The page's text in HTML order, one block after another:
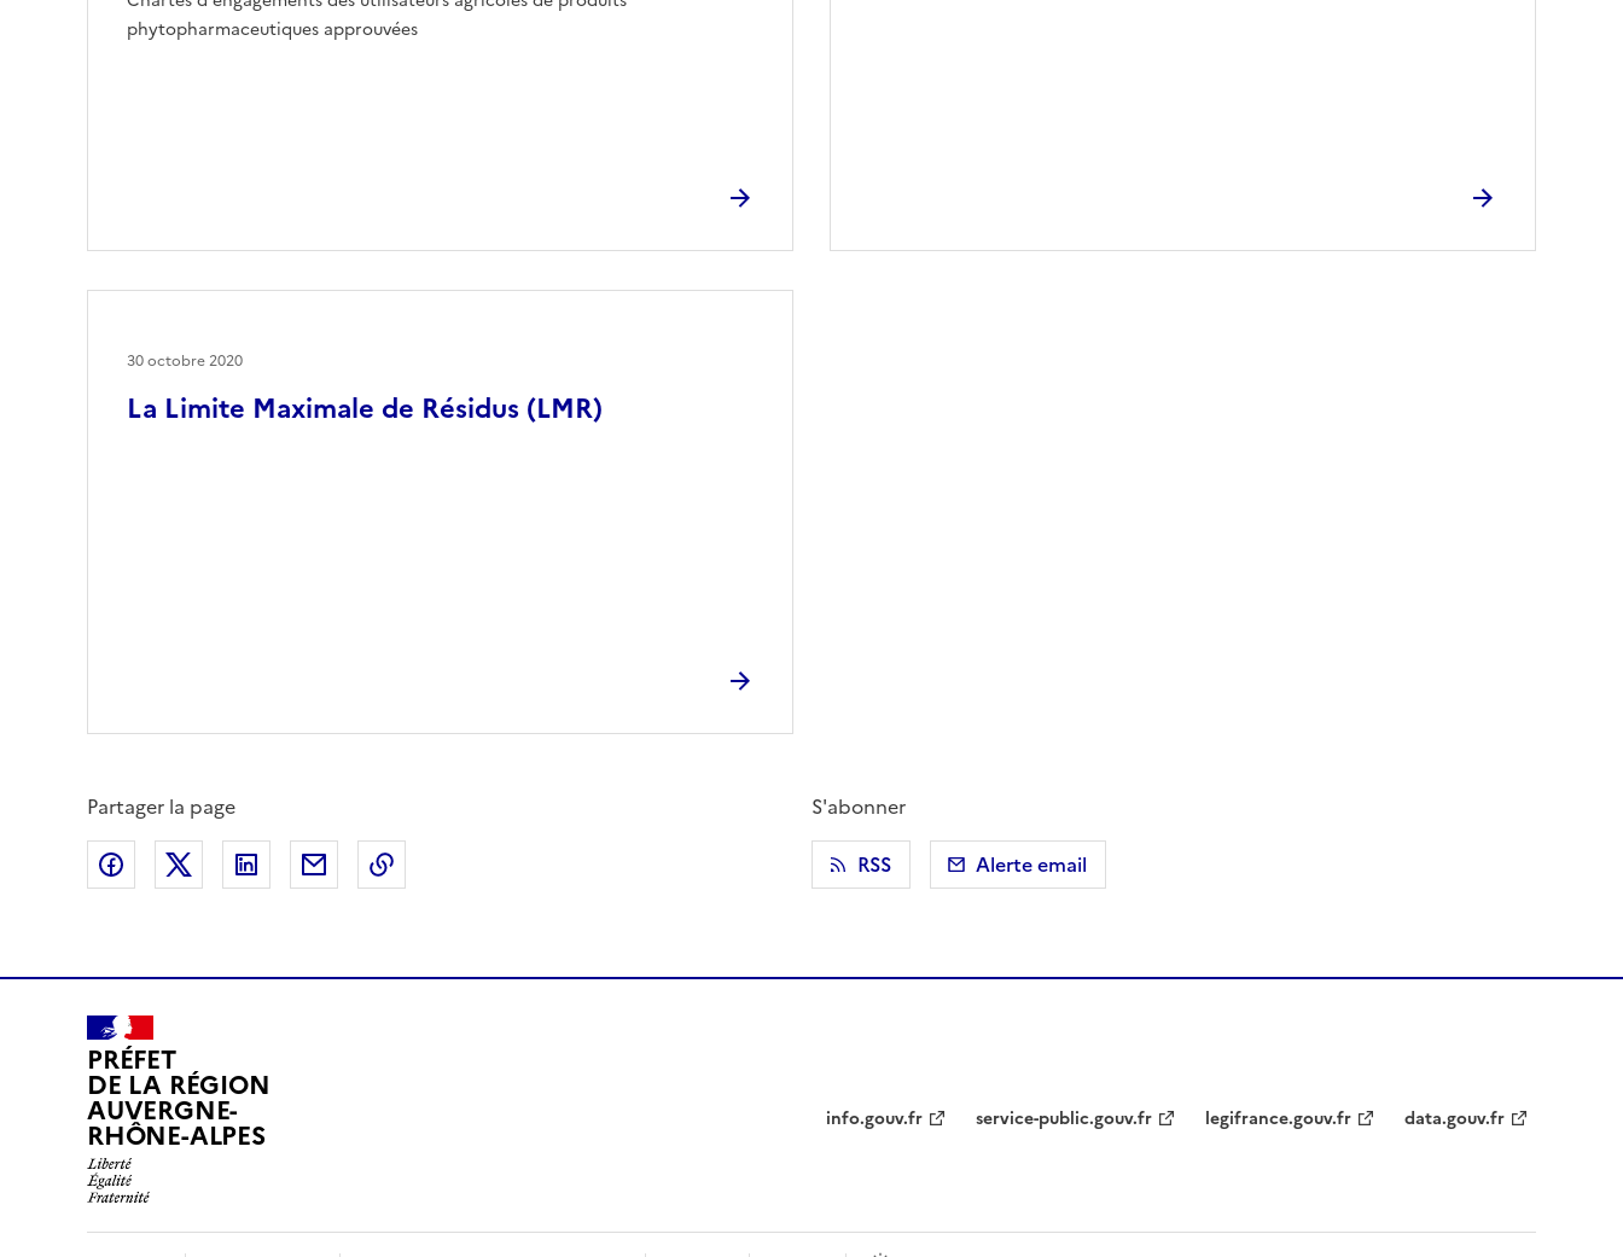
phytopharmaceutiques approuvées
La Limite Maximale de Résidus (LMR)
30 octobre 2020
Partager la page
Partager sur Facebook
Partager sur X (anciennement Twitter)
Partager sur LinkedIn
Partager par email
S'abonner
RSS
Alerte email
PRÉFET
DE LA RÉGION
AUVERGNE-
RHÔNE-ALPES info.gouv.fr service-public.gouv.fr legifrance.gouv.fr data.gouv.fr